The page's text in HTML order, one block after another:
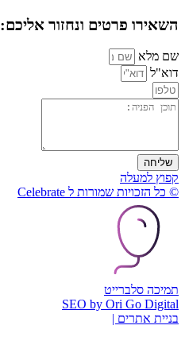
השאירו פרטים ונחזור אליכם:
שם מלא
דוא"ל
שליחה
קפוץ למעלה
© כל הזכויות שמורות ל Celebrate
תמיכה סלברייט
SEO by Ori Go Digital
בניית אתרים |